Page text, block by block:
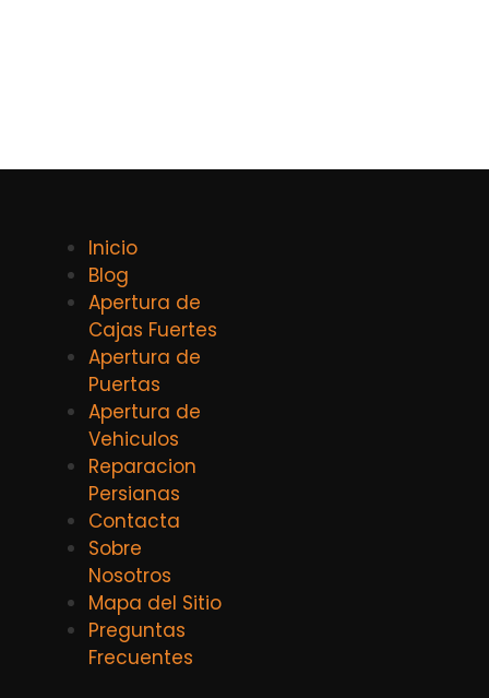
Inicio
Blog
Apertura de
Cajas Fuertes
Apertura de
Puertas
Apertura de
Vehiculos
Reparacion
Persianas
Contacta
Sobre
Nosotros
Mapa del Sitio
Preguntas
Frecuentes